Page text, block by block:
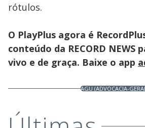
rótulos.
O PlayPlus agora é
conteúdo da RECORD NEWS
vivo e de graça. Baixe o app
AGU (ADVOCACIA-